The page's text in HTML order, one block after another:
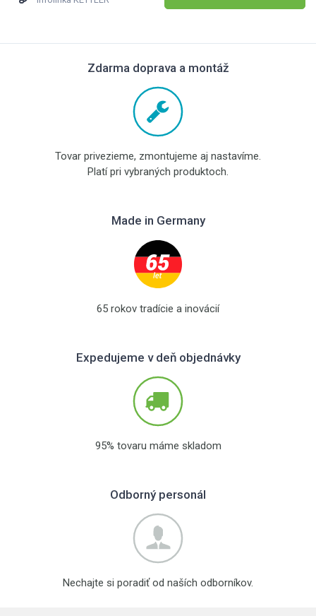
Zdarma doprava a montáž
Tovar privezieme, zmontujeme aj nastavíme.
Platí pri vybraných produktoch.
Made in Germany
65 rokov tradície a inovácií
Expedujeme v deň objednávky
95% tovaru máme skladom
Odborný personál
Nechajte si poradiť od naších odborníkov.